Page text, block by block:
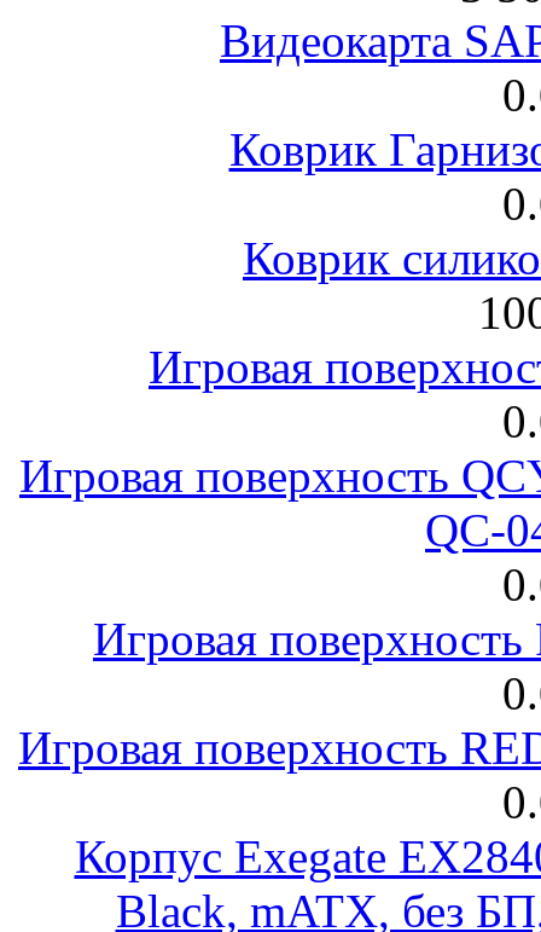
Видеокарта
Коврик
Коврик
Игровая
Игровая поверхность
QC-
Игровая
Игровая поверхность
Корпус Exegate
Black, mATX, без